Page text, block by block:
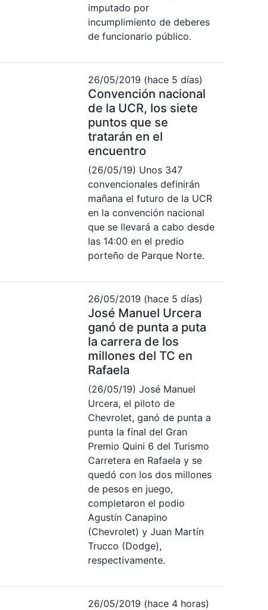
imputado por
incumplimiento de deberes
de funcionario público.
26/05/2019 (hace 5 días)
Convención nacional
de la UCR, los siete
puntos que se
tratarán en el
encuentro
(26/05/19) Unos 347
convencionales definirán
mañana el futuro de la UCR
en la convención nacional
que se llevará a cabo desde
las 14:00 en el predio
porteño de Parque Norte.
26/05/2019 (hace 5 días)
José Manuel Urcera
ganó de punta a puta
la carrera de los
millones del TC en
Rafaela
(26/05/19) José Manuel
Urcera, el piloto de
Chevrolet, ganó de punta a
punta la final del Gran
Premio Quini 6 del Turismo
Carretera en Rafaela y se
quedó con los dos millones
de pesos en juego,
completaron el podio
Agustín Canapino
(Chevrolet) y Juan Martín
Trucco (Dodge),
respectivamente.
26/05/2019 (hace 4 horas)